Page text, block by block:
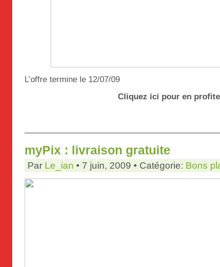
L’offre termine le 12/07/09
Cliquez ici pour en
myPix : livraison gratuite
Par Le_ian • 7 juin, 2009 • Catégorie: Bons